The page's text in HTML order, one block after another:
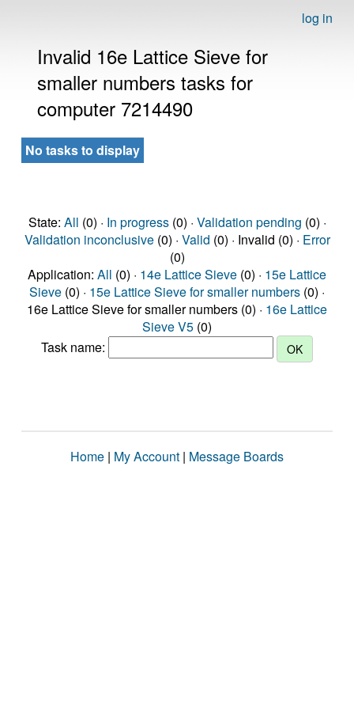
log in
Invalid 16e Lattice Sieve for
smaller numbers tasks for
computer 7214490
No tasks to display
State: All (0) · In progress(0) · Validation pending (0) ·
Validation inconclusive(0) · Valid (0) · Invalid (0) · Error
(0)
Application: All (0) · 14e Lattice Sieve (0) · 15e Lattice
Sieve (0) · 15e Lattice Sieve for smaller numbers (0) ·
16e Lattice Sieve for smaller numbers (0) · 16e Lattice
Sieve V5 (0)
Task name:
Home | My Account | Message Boards